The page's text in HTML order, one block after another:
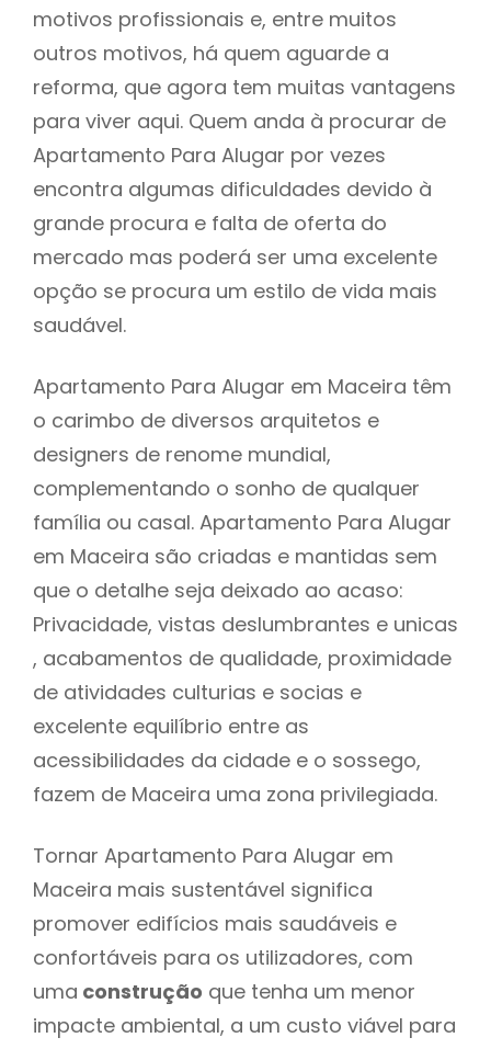
motivos profissionais e, entre muitos
outros motivos, há quem aguarde a
reforma, que agora tem muitas vantagens
para viver aqui. Quem anda à procurar de
Apartamento Para Alugar por vezes
encontra algumas dificuldades devido à
grande procura e falta de oferta do
mercado mas poderá ser uma excelente
opção se procura um estilo de vida mais
saudável.
Apartamento Para Alugar em Maceira têm
o carimbo de diversos arquitetos e
designers de renome mundial,
complementando o sonho de qualquer
família ou casal. Apartamento Para Alugar
em Maceira são criadas e mantidas sem
que o detalhe seja deixado ao acaso:
Privacidade, vistas deslumbrantes e unicas
, acabamentos de qualidade, proximidade
de atividades culturias e socias e
excelente equilíbrio entre as
acessibilidades da cidade e o sossego,
fazem de Maceira uma zona privilegiada.
Tornar Apartamento Para Alugar em
Maceira mais sustentável significa
promover edifícios mais saudáveis e
confortáveis para os utilizadores, com
uma construção que tenha um menor
impacte ambiental, a um custo viável para